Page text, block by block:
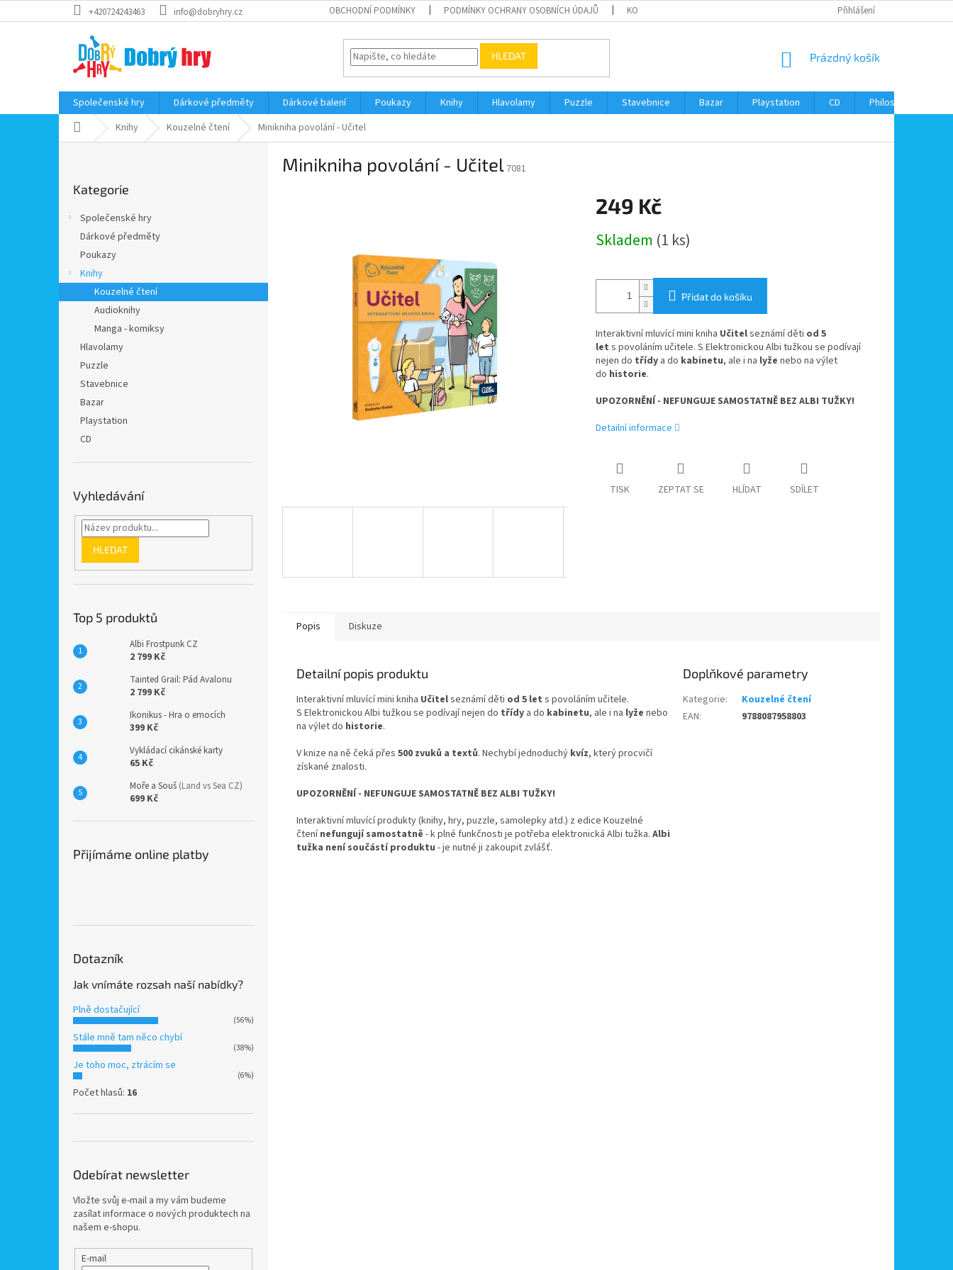
na
+420724243463 info@dobryhry.cz OBCHODNÍ PODMÍNKY PODMÍNKY OCHRANY OSOBNÍCH ÚDAJŮ KONTAKTY Přihlášení
HLEDAT
NÁKUPNÍ
Prázdný košík
Společenské hry Dárkové předměty Dárkové balení Poukazy Knihy Hlavolamy Puzzle Stavebnice Bazar Playstation CD Philos
Domů Knihy Kouzelné čtení Minikniha povolání - Učitel
a
kategorie
Kategorie
Společenské hry
Dárkové předměty
Poukazy
Knihy
Kouzelné čtení
Audioknihy
Manga - komiksy
Hlavolamy
Puzzle
Stavebnice
Bazar
Playstation
CD
Vyhledávání
HLEDAT
Top 5 produktů
Albi Frostpunk CZ
2 799 Kč
Tainted Grail: Pád Avalonu
2 799 Kč
Ikonikus - Hra o emocích
399 Kč
Vykládací cikánské karty
65 Kč
Moře a Souš (Land vs Sea CZ)
699 Kč
Přijímáme online platby
Dotazník
Jak vnímáte rozsah naší nabídky?
Plně dostačující
(56%)
Stále mně tam něco chybí
(38%)
Je toho moc, ztrácím se
(6%)
Počet hlasů: 16
Odebírat newsletter
Vložte svůj e-mail a my vám budeme
zasílat informace o nových produktech na
našem e-shopu.
E-mail
Minikniha povolání - Učitel 7081
249 Kč
cena:
Skladem (1 ks)
Přidat do košíku
Interaktivní mluvící mini kniha Učitelseznámí děti od 5
let s povoláním učitele. S Elektronickou Albi tužkou se podívají
nejen do třídy a do kabinetu, ale i na lyže nebo na výlet
do historie.
UPOZORNĚNÍ - NEFUNGUJE SAMOSTATNĚ BEZ ALBI TUŽKY!
Detailní informace
TISK ZEPTAT SE HLÍDAT SDÍLET
Popis Diskuze
Detailní popis produktu
Interaktivní mluvící mini kniha Učitelseznámí děti od 5 let s povoláním učitele.
S Elektronickou Albi tužkou se podívají nejen do třídy a do kabinetu, ale i na lyže nebo
na výlet do historie.
V knize na ně čeká přes 500 zvuků a textů. Nechybí jednoduchý kvíz, který procvičí
získané znalosti.
UPOZORNĚNÍ - NEFUNGUJE SAMOSTATNĚ BEZ ALBI TUŽKY!
Interaktivní mluvící produkty (knihy, hry, puzzle, samolepky atd.) z edice Kouzelné
čtenínefungují samostatně - k plné funkčnosti je potřeba elektronická Albi tužka. Albi
tužka není součástí produktu - je nutné ji zakoupit zvlášť.
Doplňkové parametry
Kategorie:
Kouzelné čtení
EAN: 9788087958803